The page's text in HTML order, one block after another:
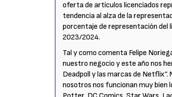
oferta de artículos licenciados
tendencia al alza de la
porcentaje de representación del
2023/2024.
Tal y como comenta Felipe
nuestro negocio y este año nos
Deadpoll y las marcas de
nosotros nos funcionan muy bien